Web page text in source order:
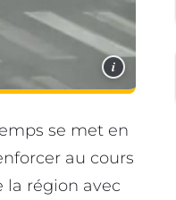
i
se met en
au cours
la région avec